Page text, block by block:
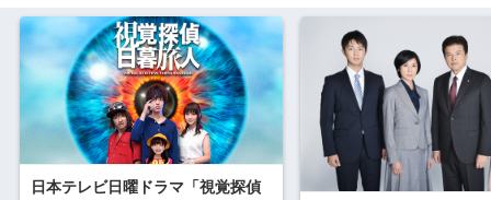
日本テレビ日曜ドラマ「視覚探偵